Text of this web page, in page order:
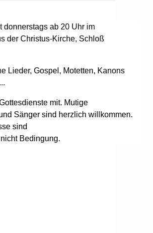
donnerstags ab 20 Uhr im
der Christus-Kirche, Schloß
Lieder, Gospel, Motetten, Kanons
mit. Mutige
Sänger sind herzlich willkommen.
sind
Bedingung.